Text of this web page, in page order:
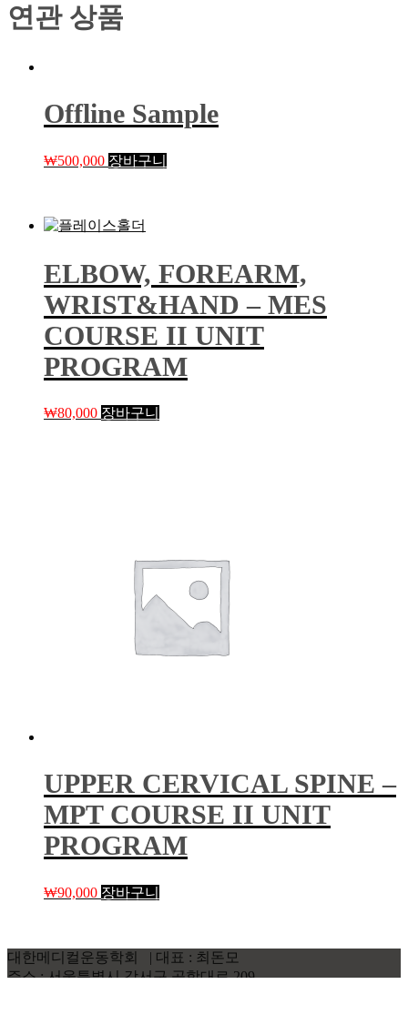
연관 상품
Offline Sample
₩500,000 장바구니
ELBOW, FOREARM,
WRIST&HAND – MES
COURSE II UNIT
PROGRAM
₩80,000 장바구니
UPPER CERVICAL SPINE –
MPT COURSE II UNIT
PROGRAM
₩90,000 장바구니
대한메디컬운동학회 | 대표 : 최돈모
주소 : 서울특별시 강서구 공항대로 209